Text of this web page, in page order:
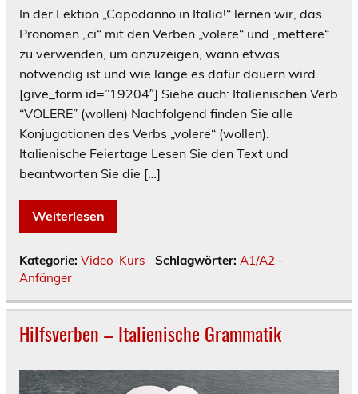
In der Lektion „Capodanno in Italia!“ lernen wir, das
Pronomen „ci“ mit den Verben „volere“ und „mettere“
zu verwenden, um anzuzeigen, wann etwas
notwendig ist und wie lange es dafür dauern wird.
[give_form id=”19204″] Siehe auch: Italienischen Verb
“VOLERE” (wollen) Nachfolgend finden Sie alle
Konjugationen des Verbs „volere“ (wollen).
Italienische Feiertage Lesen Sie den Text und
beantworten Sie die […]
Weiterlesen
Kategorie: Video-Kurs Schlagwörter: A1/A2 -
Anfänger
Hilfsverben – Italienische Grammatik